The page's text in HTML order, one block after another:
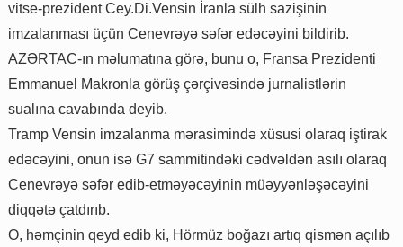
vitse-prezident Cey.Di.Vensin İranla sülh sazişinin
imzalanması üçün Cenevrəyə səfər edəcəyini bildirib.
AZƏRTAC-ın məlumatına görə, bunu o, Fransa Prezidenti
Emmanuel Makronla görüş çərçivəsində jurnalistlərin
sualına cavabında deyib.
Tramp Vensin imzalanma mərasimində xüsusi olaraq iştirak
edəcəyini, onun isə G7 sammitindəki cədvəldən asılı olaraq
Cenevrəyə səfər edib-etməyəcəyinin müəyyənləşəcəyini
diqqətə çatdırıb.
O, həmçinin qeyd edib ki, Hörmüz boğazı artıq qismən açılıb